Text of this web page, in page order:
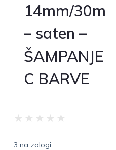
14mm/30m
– saten –
ŠAMPANJE
C BARVE
★ ★ ★ ★ ★
3 na zalogi